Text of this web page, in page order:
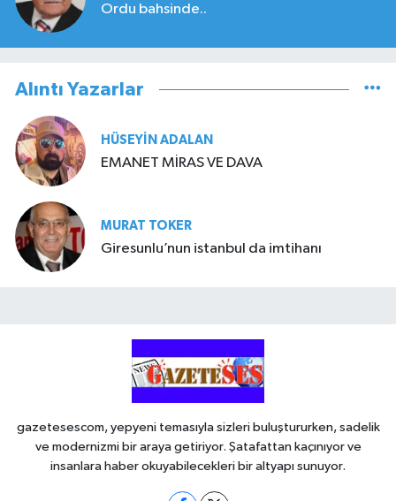
Ordu bahsinde..
Alıntı Yazarlar
HÜSEYIN ADALAN
EMANET MİRAS VE DAVA
MURAT TOKER
Giresunlu’nun istanbul da imtihanı
gazetesescom, yepyeni temasıyla sizleri buluştururken, sadelik
ve modernizmi bir araya getiriyor. Şatafattan kaçınıyor ve
insanlara haber okuyabilecekleri bir altyapı sunuyor.